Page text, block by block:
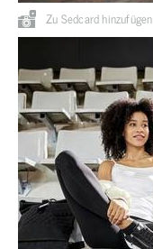
Zu Sedcard hinzufügen